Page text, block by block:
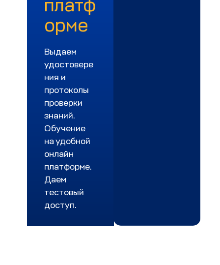
платф
орме
Выдаем
удостовере
ния и
протоколы
проверки
знаний.
Обучение
на удобной
онлайн
платформе.
Даем
тестовый
доступ.